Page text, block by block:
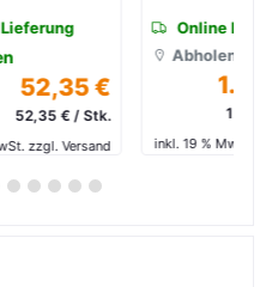
Online Lieferung
1.720,00 €
1.720,00 € / Stk.
inkl. 19 % MwSt. zzgl. Versand
6 7 8 9 10